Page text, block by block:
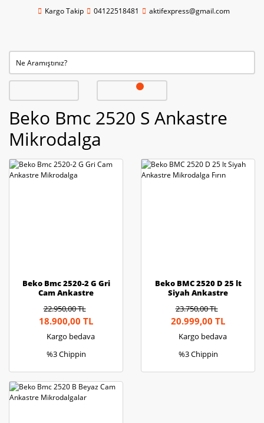
Kargo Takip 04122518481 aktifexpress@gmail.com
Beko Bmc 2520 S Ankastre
Mikrodalga
Beko Bmc 2520-2 G Gri
Cam Ankastre
22.950,00 TL
18.900,00 TL
Kargo bedava
%3 Chippin
Beko BMC 2520 D 25 lt
Siyah Ankastre
23.750,00 TL
20.999,00 TL
Kargo bedava
%3 Chippin